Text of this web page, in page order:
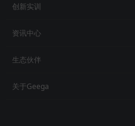
创新实训
资讯中心
生态伙伴
关于Geega